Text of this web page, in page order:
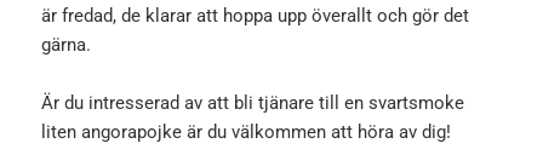
är fredad, de klarar att hoppa upp överallt och gör det
gärna.
Är du intresserad av att bli tjänare till en svartsmoke
liten angorapojke är du välkommen att höra av dig!